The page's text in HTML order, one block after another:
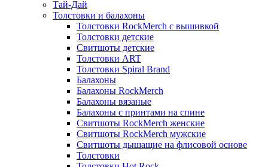
Тай-Дай
Толстовки и балахоны
Толстовки RockMerch с вышивкой
Толстовки детские
Свитшоты детские
Толстовки ART
Толстовки Spiral Brand
Балахоны
Балахоны RockMerch
Балахоны вязаные
Балахоны с принтами на спине
Свитшоты RockMerch женские
Свитшоты RockMerch мужские
Свитшоты дышащие на флисовой основе
Толстовки